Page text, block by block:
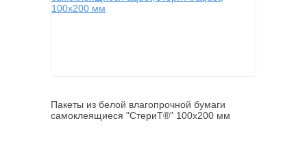
Пакеты из белой влагопрочной бумаги
самоклеящиеся "СтериТ®" 100х200 мм